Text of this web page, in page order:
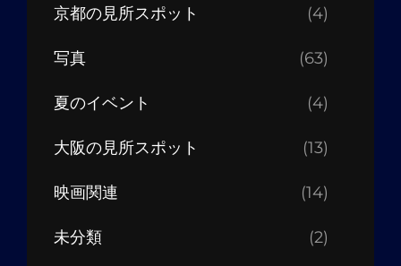
京都の見所スポット (4)
写真 (63)
夏のイベント (4)
大阪の見所スポット (13)
映画関連 (14)
未分類 (2)